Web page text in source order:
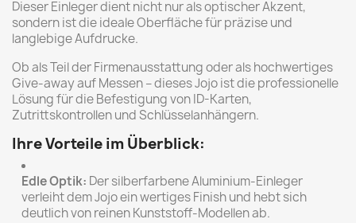
Dieser Einleger dient nicht nur als optischer Akzent,
sondern ist die ideale Oberfläche für präzise und
langlebige Aufdrucke.
Ob als Teil der Firmenausstattung oder als hochwertiges
Give-away auf Messen – dieses Jojo ist die professionelle
Lösung für die Befestigung von ID-Karten,
Zutrittskontrollen und Schlüsselanhängern.
Ihre Vorteile im Überblick:
Edle Optik: Der silberfarbene Aluminium-Einleger
verleiht dem Jojo ein wertiges Finish und hebt sich
deutlich von reinen Kunststoff-Modellen ab.